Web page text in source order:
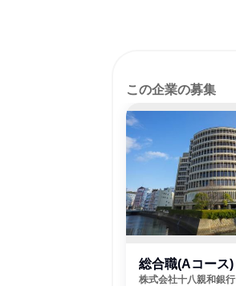
この企業の募集
総合職(Aコース)
株式会社十八親和銀行